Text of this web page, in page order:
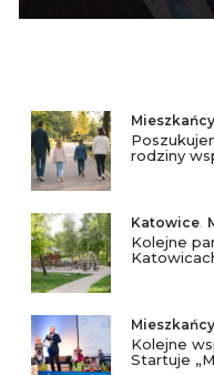
rodziny
Katowice,
Kolejne
Kolejne
Startuje